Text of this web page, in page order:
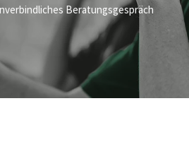
Beratungsgespräch